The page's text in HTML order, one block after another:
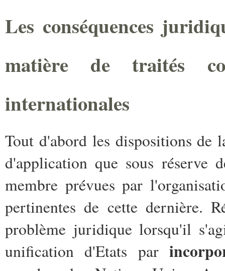
Les conséquences
matière de traités
internationales
Tout d'abord les dispositions de
d'application que sous réserve
membre prévues par
pertinentes de cette dernière.
problème juridique lorsqu'il
unification d'Etats par